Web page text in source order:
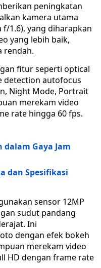
peningkatan
kamera utama
f/1.6), yang diharapkan
yang lebih baik,
rendah.
fitur seperti optical
detection autofocus
Night Mode, Portrait
merekam video
rate hingga 60 fps.
dalam Gaya Jam
dan Spesifikasi
sensor 12MP
sudut pandang
Ini
dengan efek bokeh
merekam video
HD dengan frame rate